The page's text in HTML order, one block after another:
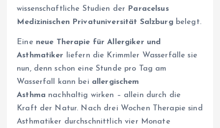
wissenschaftliche Studien der
Paracelsus
Medizinischen Privatuniversität Salzburgbelegt.
Eine neue Therapie für Allergiker und
Asthmatiker
liefern die Krimmler Wasserfälle sie
nun, denn schon eine Stunde pro Tag am
Wasserfall kann bei allergischem
Asthma nachhaltig wirken – allein durch die
Kraft der Natur. Nach drei Wochen Therapie sind
Asthmatiker durchschnittlich vier Monate